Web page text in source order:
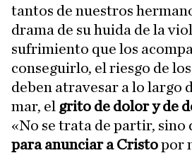
tantos de nuestros
drama de su huida de la
sufrimiento que los
conseguirlo, el riesgo de
deben atravesar a lo largo
mar, el grito de dolor y de
«No se trata de partir, sino
para anunciar a Cristopor